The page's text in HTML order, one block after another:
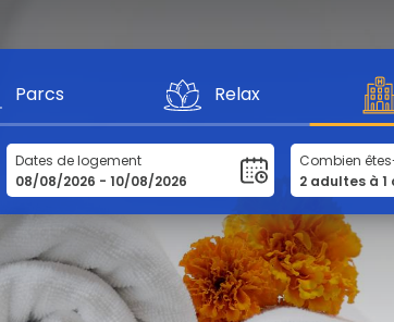
Parcs Relax
Dates de logement Combien